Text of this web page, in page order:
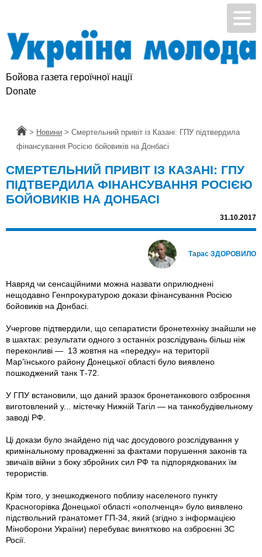
Бойова газета героїчної нації
Donate
Головна
> Новини > Смертельний привіт iз Казані: ГПУ підтвердила
фінансування Росією бойовиків на Донбасі
СМЕРТЕЛЬНИЙ ПРИВІТ IЗ КАЗАНІ: ГПУ
ПІДТВЕРДИЛА ФІНАНСУВАННЯ РОСІЄЮ
БОЙОВИКІВ НА ДОНБАСІ
31.10.2017
Тарас ЗДОРОВИЛО
Навряд чи сенсаційними можна назвати оприлюднені
нещодавно Генпрокуратурою докази фінансування Росією
бойовиків на Донбасі.
Учергове підтвердили, що сепаратисти бронетехніку знайшли не
в шахтах: результати одного з останніх розслідувань більш ніж
переконливі — 13 жовтня на «передку» на території
Мар’їнського району Донецької області було виявлено
пошкоджений танк Т-72.
У ГПУ встановили, що даний зразок бронетанкового озброєння
виготовлений у... містечку Нижній Тагіл — на танкобудівельному
заводі РФ.
Ці докази було знайдено під час досудового розслідування у
кримінальному прова­дженні за фактами порушення законів та
звичаїв війни з боку збройних сил РФ та підпорядкованих їм
терористів.
Крім того, у знешкодженого поблизу населеного пункту
Красногорівка Донецької області «ополченця» було виявлено
підствольний гранатомет ГП-34, який (згідно з інформацією
Міноборони України) перебуває винятково на озброєнні ЗС
Росії.